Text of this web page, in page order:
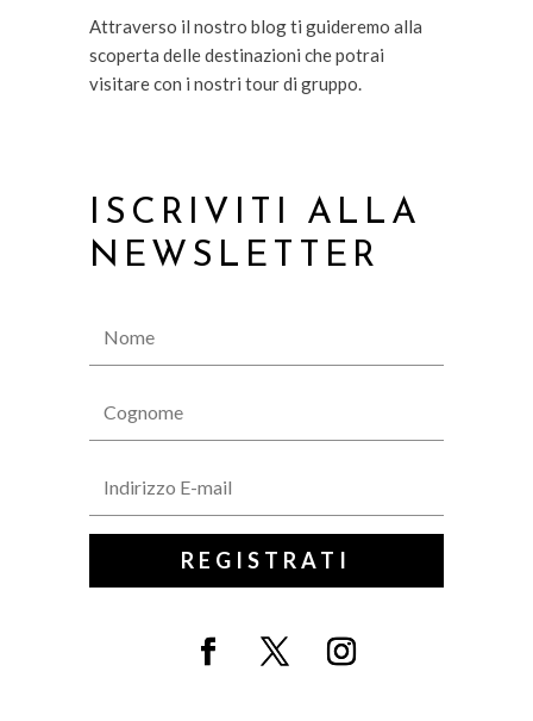
Attraverso il nostro blog ti guideremo alla
scoperta delle destinazioni che potrai
visitare con i nostri tour di gruppo.
ISCRIVITI ALLA
NEWSLETTER
REGISTRATI